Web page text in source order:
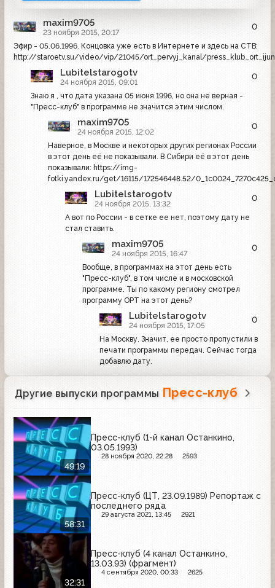
maxim9705
23 ноября 2015, 20:17
0
Эфир - 05.06.1996. Концовка уже есть в Интернете и здесь на СТВ:
http://staroetv.su/video/vip/21045/ort_pervyj_kanal/
Lubitelstarogotv
24 ноября 2015, 09:01
0
Знаю я , что дата указана 05 июня 1996, но она не верная -
"Пресс-клуб" в программе не значится этим числом.
maxim9705
24 ноября 2015, 12:02
0
Наверное, в Москве и некоторых других регионах России
в этот день её не показывали. В Сибири её в этот день
показывали: https://img-
fotki.yandex.ru/get/16115/172546448.52/
Lubitelstarogotv
24 ноября 2015, 13:32
0
А вот по России - в сетке ее нет, поэтому дату не
стал ставить.
maxim9705
24 ноября 2015, 16:47
0
Вообще, в программах на этот день есть
"Пресс-клуб", в том числе и в московской
программе. Ты по какому региону смотрел
программу ОРТ на этот день?
Lubitelstarogotv
24 ноября 2015, 17:05
0
На Москву. Значит, ее просто пропустили в
печати программы передач. Сейчас тогда
добавлю дату.
Другие выпуски программы Пресс-клуб
49:19
Пресс-клуб (1-й канал Останкино,
03.05.1993)
28 ноября 2020, 22:28 2593
58:31
Пресс-клуб (ЦТ, 23.09.1989) Репортаж с
последнего ряда
29 августа 2021, 13:45 2921
32:31
Пресс-клуб (4 канал Останкино,
13.03.93) (фрагмент)
4 сентября 2020, 00:33 2625